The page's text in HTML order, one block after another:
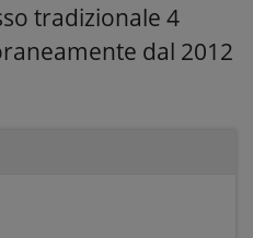
tradizionale 4
dal 2012